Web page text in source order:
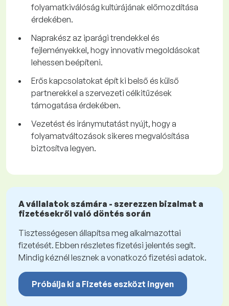
folyamatkiválóság kultúrájának előmozdítása
érdekében.
Naprakész az iparági trendekkel és
fejleményekkel, hogy innovatív megoldásokat
lehessen beépíteni.
Erős kapcsolatokat épít ki belső és külső
partnerekkel a szervezeti célkitűzések
támogatása érdekében.
Vezetést és iránymutatást nyújt, hogy a
folyamatváltozások sikeres megvalósítása
biztosítva legyen.
A vállalatok számára - szerezzen bizalmat a
fizetésekről való döntés során
Tisztességesen állapítsa meg alkalmazottai
fizetését. Ebben részletes fizetési jelentés segít.
Mindig kéznél lesznek a vonatkozó fizetési adatok.
Próbálja ki a Fizetés eszközt ingyen